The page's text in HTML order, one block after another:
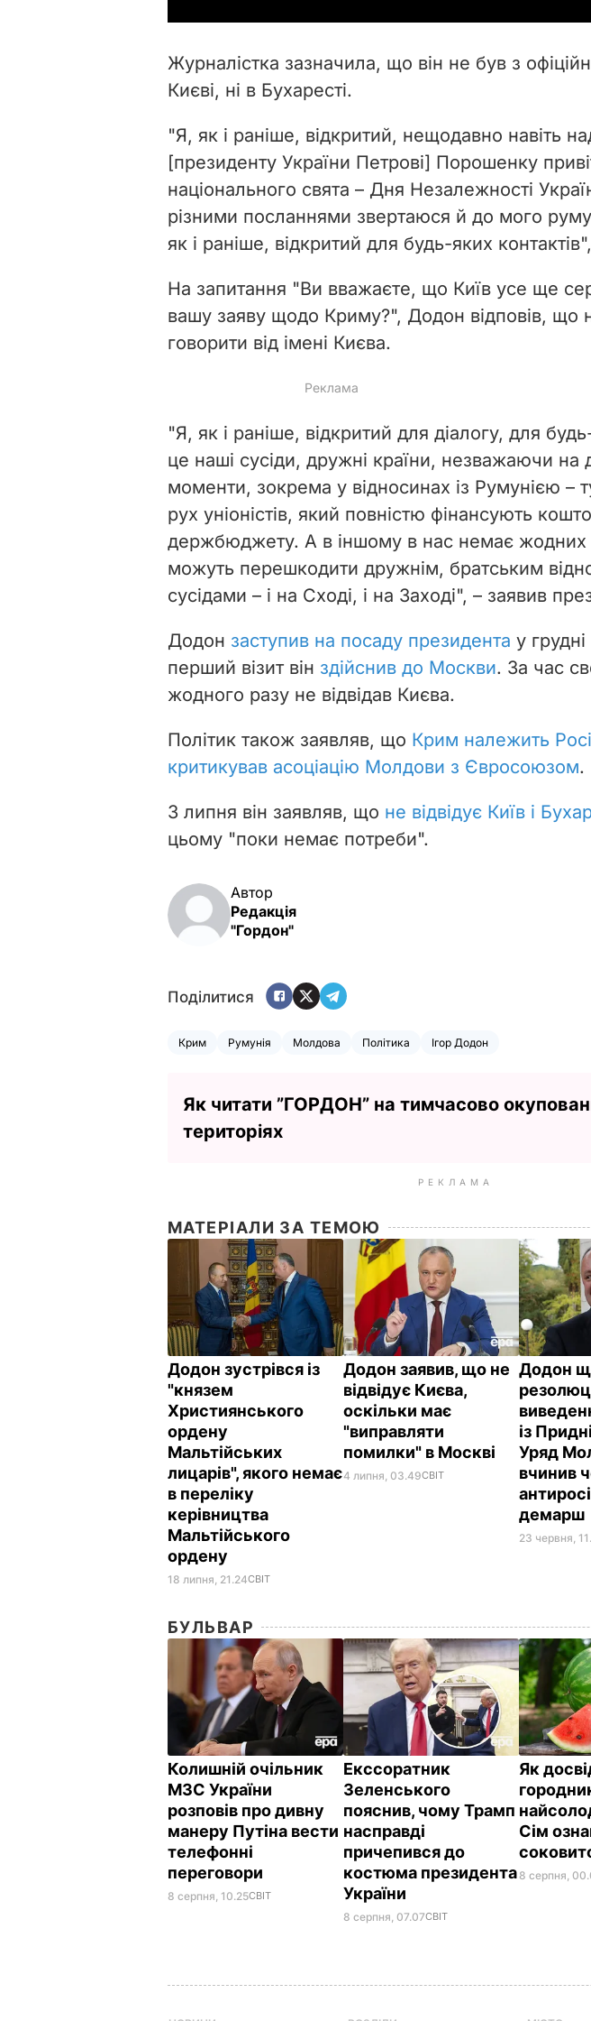
d
e
o
Журналістка зазначила, що він не був з
Києві, ні в Бухаресті.
"Я, як і раніше, відкритий, нещодавно навіть
[президенту України Петрові] Порошенку
національного свята – Дня Незалежності
різними посланнями звертаюся й до мого
як і раніше, відкритий для будь-яких
На запитання "Ви вважаєте, що Київ усе ще
вашу заяву щодо Криму?", Додон відповів, що
говорити від імені Києва.
"Я, як і раніше, відкритий для діалогу, для
це наші сусіди, дружні країни, незважаючи на
моменти, зокрема у відносинах із Румунією –
рух уніоністів, який повністю фінансують
держбюджету. А в іншому в нас немає жодних
можуть перешкодити дружнім, братським
сусідами – і на Сході, і на Заході", – заявив
Додон заступив на посаду президента у
перший візит він здійснив до Москви. За час
жодного разу не відвідав Києва.
Політик також заявляв, що Крим належить
критикував асоціацію Молдови з Євросоюзом.
3 липня він заявляв, що не відвідує Київ і
цьому "поки немає потреби".
Автор
Редакція
"Гордон"
Поділитися
Крим Румунія Молдова Політика Ігор Додон
Як читати ”ГОРДОН” на тимчасово
територіях
РЕКЛАМА
МАТЕРІАЛИ ЗА ТЕМОЮ
Додон зустрівся із
"князем
Християнського
ордену
Мальтійських
лицарів", якого немає
в переліку
керівництва
Мальтійського
ордену
18 липня, 21.24СВІТ
Додон заявив, що не
відвідує Києва,
оскільки має
"виправляти
помилки" в Москві
4 липня, 03.49СВІТ
Додон
із
Уряд
вчинив
демарш
23 червня,
БУЛЬВАР
Колишній очільник
МЗС України
розповів про дивну
манеру Путіна вести
телефонні
переговори
8 серпня, 10.25СВІТ
Екссоратник
Зеленського
пояснив, чому Трамп
насправді
причепився до
костюма президента
України
8 серпня, 07.07СВІТ
Як
Сім
8 серпня,